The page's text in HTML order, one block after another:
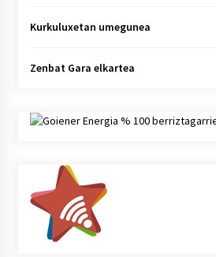
Kurkuluxetan umegunea
Zenbat Gara elkartea